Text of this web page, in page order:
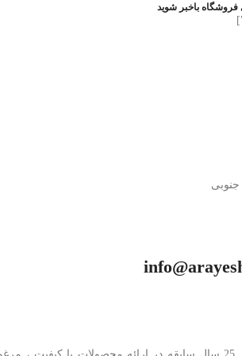
فروشگاه باخبر شوید
جنوبی